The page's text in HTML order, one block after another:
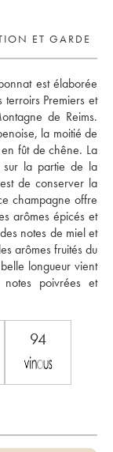
ET GARDE
est élaborée
Premiers et
de Reims.
la moitié de
fût de chêne. La
sur la partie de la
de conserver la
champagne offre
arômes épicés et
notes de miel et
arômes fruités du
longueur vient
poivrées et
94